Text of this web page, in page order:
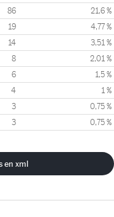
86 21,6 %
19 4,77 %
14 3,51 %
8 2,01 %
6 1,5 %
4 1 %
3 0,75 %
3 0,75 %
en xml